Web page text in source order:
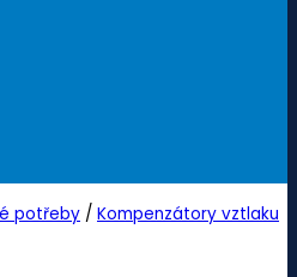
potřeby / Kompenzátory vztlaku